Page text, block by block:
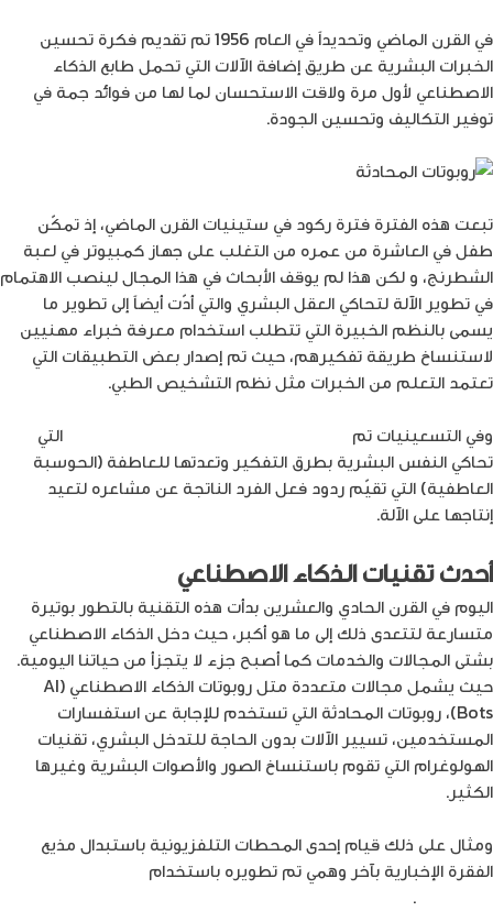
في القرن الماضي وتحديداً في العام 1956 تم تقديم فكرة تحسين
الخبرات البشرية عن طريق إضافة الآلات التي تحمل طابع الذكاء
الاصطناعي لأول مرة ولاقت الاستحسان لما لها من فوائد جمة في
توفير التكاليف وتحسين الجودة.
تبعت هذه الفترة فترة ركود في ستينيات القرن الماضي، إذ تمكّن
طفل في العاشرة من عمره من التغلب على جهاز كمبيوتر في لعبة
الشطرنج، و لكن هذا لم يوقف الأبحاث في هذا المجال لينصب الاهتمام
في تطوير الآلة لتحاكي العقل البشري والتي أدّت أيضاً إلى تطوير ما
يسمى بالنظم الخبيرة التي تتطلب استخدام معرفة خبراء مهنيين
لاستنساخ طريقة تفكيرهم، حيث تم إصدار بعض التطبيقات التي
تعتمد التعلم من الخبرات مثل نظم التشخيص الطبي.
وفي التسعينيات تم
التي
تحاكي النفس البشرية بطرق التفكير وتعدتها للعاطفة (الحوسبة
العاطفية) التي تقيّم ردود فعل الفرد الناتجة عن مشاعره لتعيد
إنتاجها على الآلة.
أحدث تقنيات الذكاء الاصطناعي
اليوم في القرن الحادي والعشرين بدأت هذه التقنية بالتطور بوتيرة
متسارعة لتتعدى ذلك إلى ما هو أكبر، حيث دخل الذكاء الاصطناعي
بشتى المجالات والخدمات كما أصبح جزء لا يتجزأ من حياتنا اليومية.
حيث يشمل مجالات متعددة متل روبوتات الذكاء الاصطناعي (AI
Bots)، روبوتات المحادثة التي تستخدم للإجابة عن استفسارات
المستخدمين، تسيير الآلات بدون الحاجة للتدخل البشري، تقنيات
الهولوغرام التي تقوم باستنساخ الصور والأصوات البشرية وغيرها
الكثير.
ومثال على ذلك قيام إحدى المحطات التلفزيونية باستبدال مذيع
الفقرة الإخبارية بآخر وهمي تم تطويره باستخدام
.